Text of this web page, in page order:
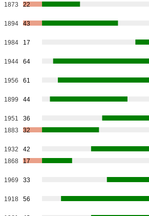
1873 22
1894 43
1984 17
1944 64
1956 61
1899 44
1951
36
1883 32
1932
42
1868 17
1969 33
1918 56